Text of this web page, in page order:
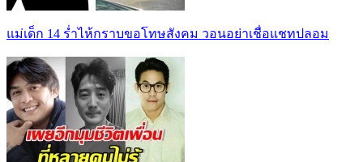
แม่เด็ก 14 ร่ำไห้กราบขอโทษสังคม วอนอย่าเชื่อแชทปลอม